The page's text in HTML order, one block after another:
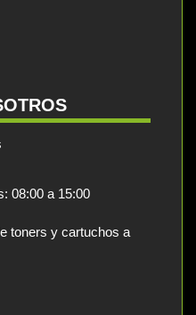
08:00 a 15:00
toners y cartuchos a